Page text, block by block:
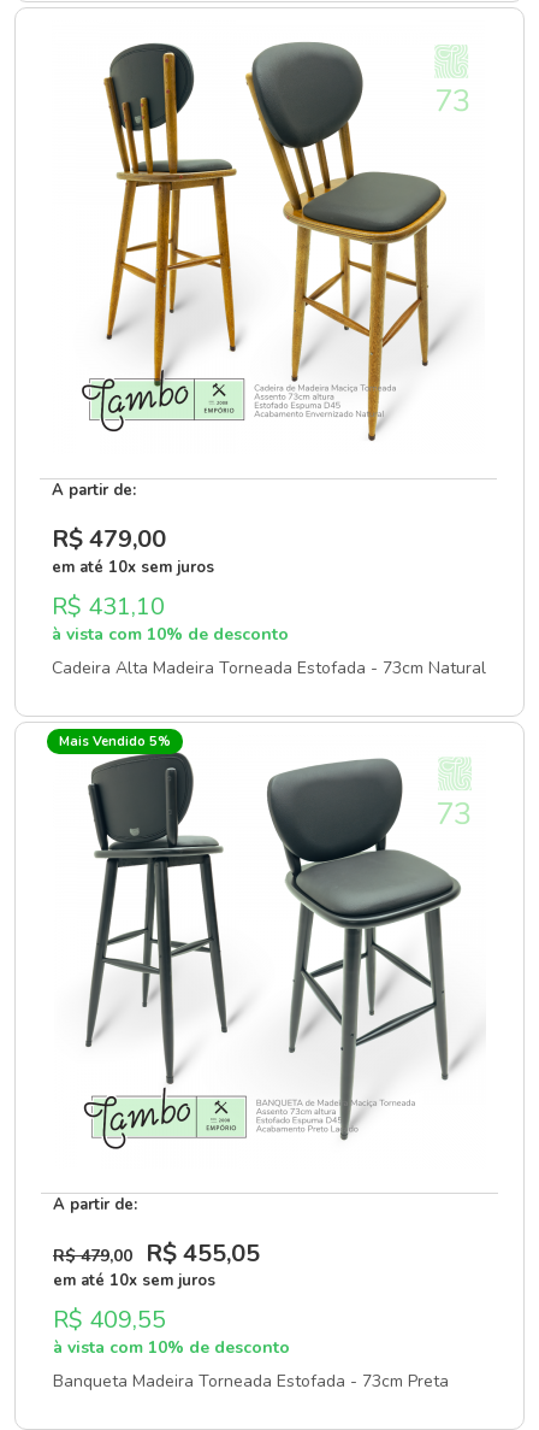
A partir de:
R$ 479,00
em até 10x sem juros
R$ 431,10
à vista com 10% de desconto
Cadeira Alta Madeira Torneada Estofada - 73cm Natural
Mais Vendido 5%
A partir de:
R$ 479,00 R$ 455,05
em até 10x sem juros
R$ 409,55
à vista com 10% de desconto
Banqueta Madeira Torneada Estofada - 73cm Preta